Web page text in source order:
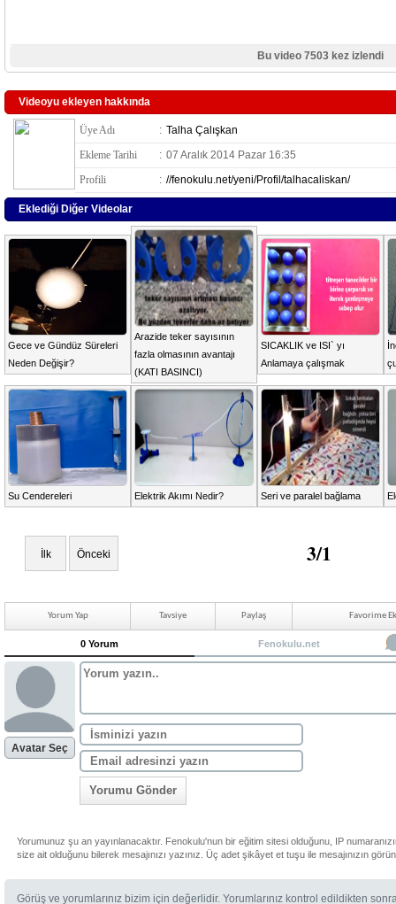
Bu video 7503 kez izlendi
Videoyu ekleyen hakkında
Üye Adı : Talha Çalışkan
Ekleme Tarihi
: 07 Aralık 2014 Pazar 16:35
Profili
: //fenokulu.net/yeni/Profil/talhacaliskan/
Eklediği Diğer Videolar
Gece ve Gündüz Süreleri
Neden Değişir?
Arazide teker sayısının
fazla olmasının avantajı
(KATI BASINCI)
SICAKLIK ve ISI` yı
Anlamaya çalışmak
Su Cendereleri Elektrik Akımı Nedir? Seri ve paralel bağlama
İlk Önceki 3/1
Yorum Yap Tavsiye Paylaş Favorime
0 Yorum Fenokulu.net
Avatar Seç
Yorumu Gönder
Yorumunuz şu an yayınlanacaktır. Fenokulu'nun bir eğitim sitesi olduğunu, IP
size ait olduğunu bilerek mesajınızı yazınız. Üç adet şikâyet et tuşu ile mesajınızın
Görüş ve yorumlarınız bizim için değerlidir. Yorumlarınız kontrol edildikten